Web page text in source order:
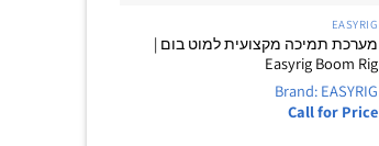
EASYRIG
מערכת תמיכה מקצועית למוט בום |
Easyrig Boom Rig
Brand: EASYRIG
Call for Price